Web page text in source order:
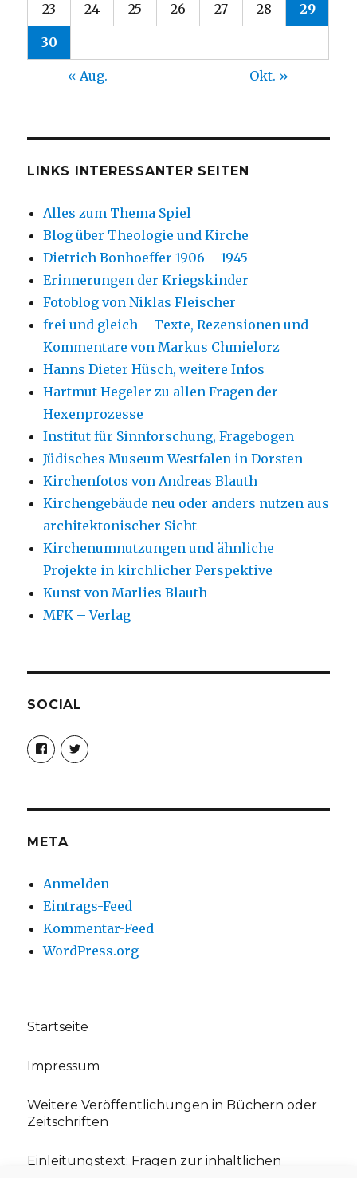
23 24 25 26 27 28 29
30
« Aug. Okt. »
LINKS INTERESSANTER SEITEN
Alles zum Thema Spiel
Blog über Theologie und Kirche
Dietrich Bonhoeffer 1906 – 1945
Erinnerungen der Kriegskinder
Fotoblog von Niklas Fleischer
frei und gleich – Texte, Rezensionen und
Kommentare von Markus Chmielorz
Hanns Dieter Hüsch, weitere Infos
Hartmut Hegeler zu allen Fragen der
Hexenprozesse
Institut für Sinnforschung, Fragebogen
Jüdisches Museum Westfalen in Dorsten
Kirchenfotos von Andreas Blauth
Kirchengebäude neu oder anders nutzen aus
architektonischer Sicht
Kirchenumnutzungen und ähnliche
Projekte in kirchlicher Perspektive
Kunst von Marlies Blauth
MFK – Verlag
SOCIAL
Profil
von
christoph.fleischer1
anzeigen
Profil
von
anzeigen
META
Anmelden
Eintrags-Feed
Kommentar-Feed
WordPress.org
Startseite
Impressum
Weitere Veröffentlichungen in Büchern oder
Zeitschriften
Einleitungstext: Fragen zur inhaltlichen